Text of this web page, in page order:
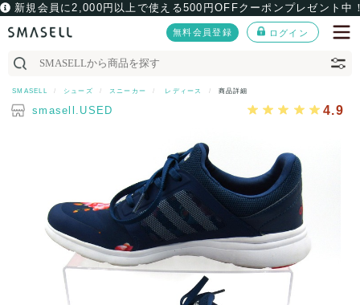
新規会員に2,000円以上で使える500円OFFクーポンプレゼント中
無料会員登録 ログイン
SMASELL シューズ スニーカー レディース 商品詳細
smasell.USED 4.9